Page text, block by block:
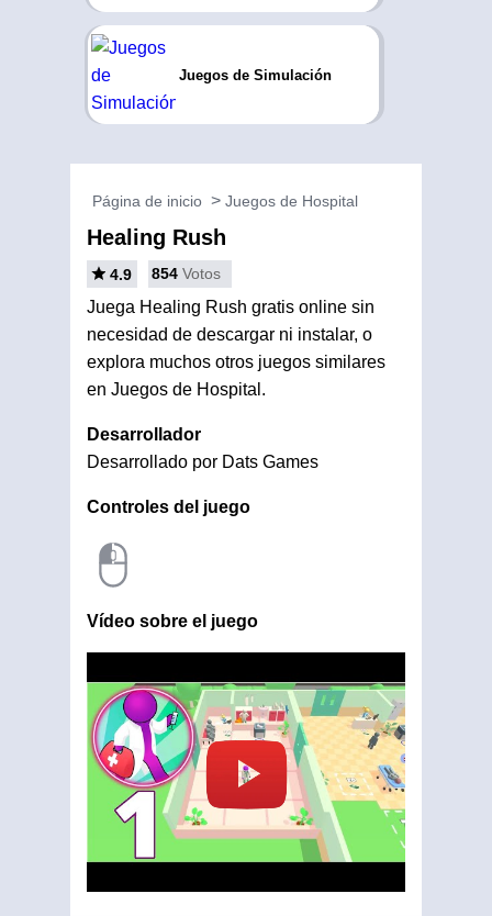
Juegos de Simulación
Página de inicio Juegos de Hospital
Healing Rush
4.9 854 Votos
Juega Healing Rush gratis online sin
necesidad de descargar ni instalar, o
explora muchos otros juegos similares
en Juegos de Hospital.
Desarrollador
Desarrollado por Dats Games
Controles del juego
Vídeo sobre el juego